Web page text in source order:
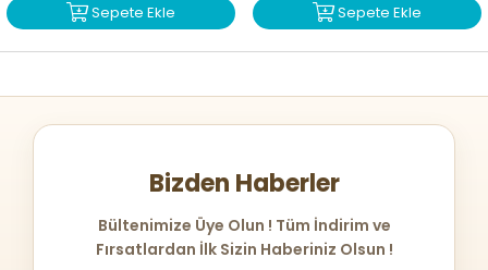
Sepete Ekle Sepete Ekle
Bizden Haberler
Bültenimize Üye Olun ! Tüm İndirim ve
Fırsatlardan İlk Sizin Haberiniz Olsun !